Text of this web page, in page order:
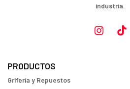
industria.
PRODUCTOS
Griferia y Repuestos